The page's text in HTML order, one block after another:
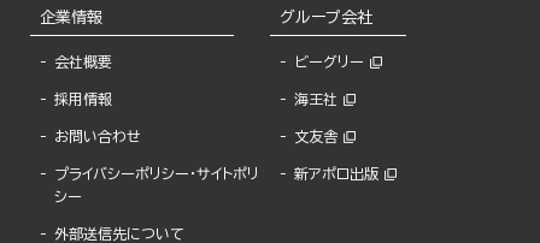
企業情報
会社概要
採用情報
お問い合わせ
プライバシーポリシー・サイトポリ
シー
外部送信先について
グループ会社
ビーグリー
海王社
文友舎
新アポロ出版